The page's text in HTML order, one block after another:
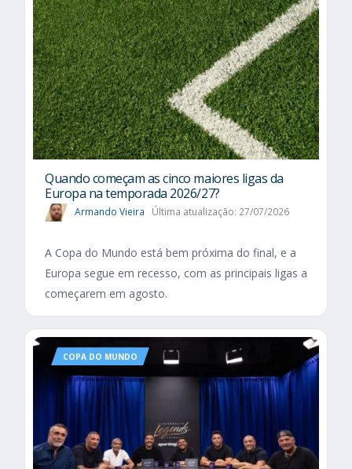
Quando começam as cinco maiores ligas da
Europa na temporada 2026/27?
Armando Vieira Última atualização: 27/07/2026
A Copa do Mundo está bem próxima do final, e a
Europa segue em recesso, com as principais ligas a
começarem em agosto.
COPA DO MUNDO